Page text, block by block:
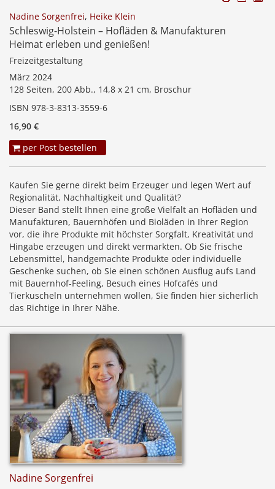
Nadine Sorgenfrei, Heike Klein
Schleswig-Holstein – Hofläden & Manufakturen
Heimat erleben und genießen!
Freizeitgestaltung
März 2024
128 Seiten, 200 Abb., 14,8 x 21 cm, Broschur
ISBN 978-3-8313-3559-6
16,90 €
per Post bestellen
Kaufen Sie gerne direkt beim Erzeuger und legen Wert auf
Regionalität, Nachhaltigkeit und Qualität?
Dieser Band stellt Ihnen eine große Vielfalt an Hofläden und
Manufakturen, Bauernhöfen und Bioläden in Ihrer Region
vor, die ihre Produkte mit höchster Sorgfalt, Kreativität und
Hingabe erzeugen und direkt vermarkten. Ob Sie frische
Lebensmittel, handgemachte Produkte oder individuelle
Geschenke suchen, ob Sie einen schönen Ausflug aufs Land
mit Bauernhof-Feeling, Besuch eines Hofcafés und
Tierkuscheln unternehmen wollen, Sie finden hier sicherlich
das Richtige in Ihrer Nähe.
Nadine Sorgenfrei